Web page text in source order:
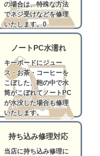
の場合は、特殊な方法
でネジ受けなどを修理
いたします。0
ノートPC水濡れ
キーボードにジュー
ス・お茶・コーヒーを
こぼした、鞄の中で水
筒がこぼれてノートPC
が水没した場合も修理
いたします。
持ち込み修理対応
当店に持ち込み修理に